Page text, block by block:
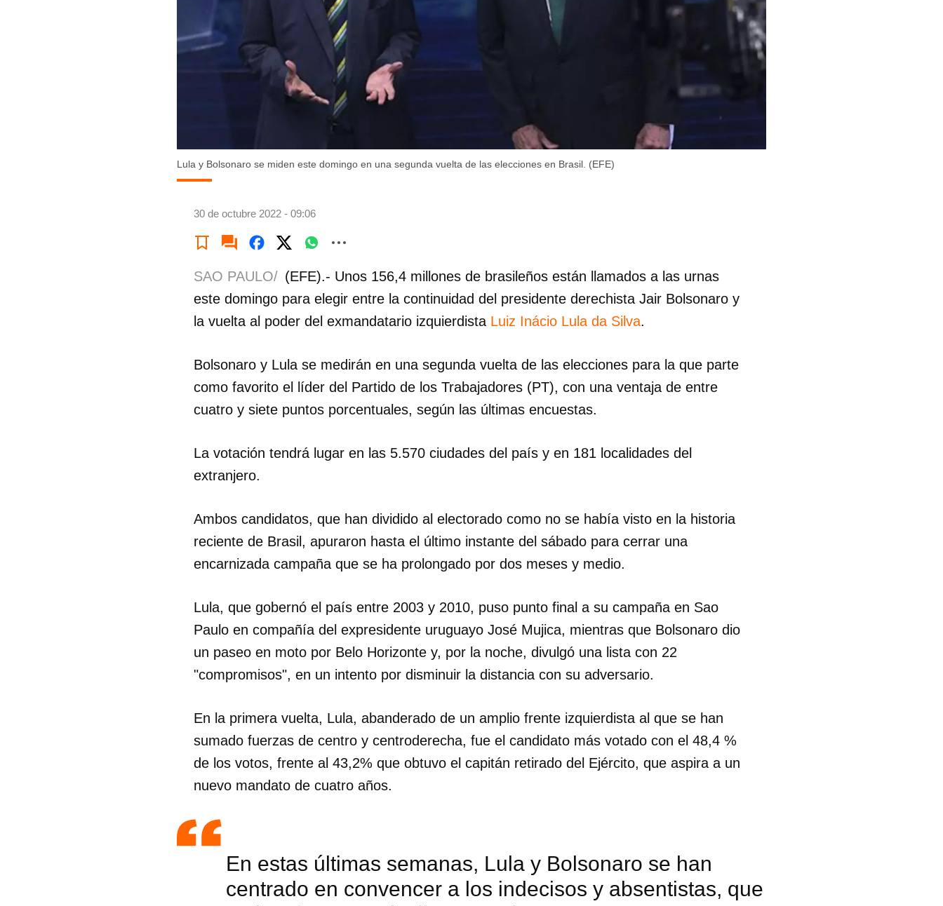
Lula y Bolsonaro se miden este domingo en una segunda vuelta de las elecciones en Brasil. (EFE)
30 de octubre 2022 - 09:06
SAO PAULO/ (EFE).- Unos 156,4 millones de brasileños están llamados a las urnas
este domingo para elegir entre la continuidad del presidente derechista Jair Bolsonaro y
la vuelta al poder del exmandatario izquierdista Luiz Inácio Lula da Silva.
Bolsonaro y Lula se medirán en una segunda vuelta de las elecciones para la que parte
como favorito el líder del Partido de los Trabajadores (PT), con una ventaja de entre
cuatro y siete puntos porcentuales, según las últimas encuestas.
La votación tendrá lugar en las 5.570 ciudades del país y en 181 localidades del
extranjero.
Ambos candidatos, que han dividido al electorado como no se había visto en la historia
reciente de Brasil, apuraron hasta el último instante del sábado para cerrar una
encarnizada campaña que se ha prolongado por dos meses y medio.
Lula, que gobernó el país entre 2003 y 2010, puso punto final a su campaña en Sao
Paulo en compañía del expresidente uruguayo José Mujica, mientras que Bolsonaro dio
un paseo en moto por Belo Horizonte y, por la noche, divulgó una lista con 22
"compromisos", en un intento por disminuir la distancia con su adversario.
En la primera vuelta, Lula, abanderado de un amplio frente izquierdista al que se han
sumado fuerzas de centro y centroderecha, fue el candidato más votado con el 48,4 %
de los votos, frente al 43,2% que obtuvo el capitán retirado del Ejército, que aspira a un
nuevo mandato de cuatro años.
En estas últimas semanas, Lula y Bolsonaro se han
centrado en convencer a los indecisos y absentistas, que